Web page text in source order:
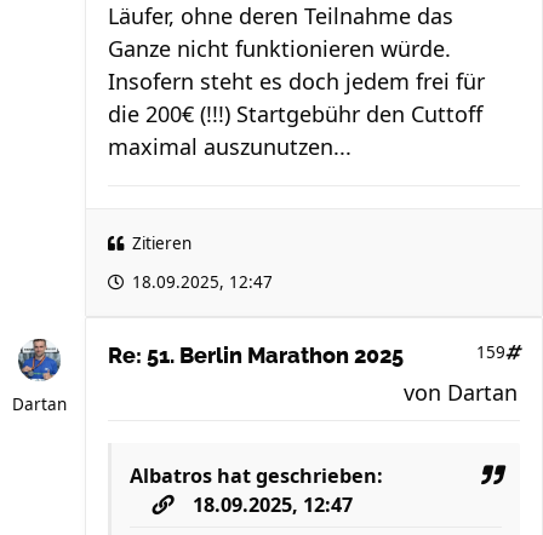
Läufer, ohne deren Teilnahme das
Ganze nicht funktionieren würde.
Insofern steht es doch jedem frei für
die 200€ (!!!) Startgebühr den Cuttoff
maximal auszunutzen...
Zitieren
18.09.2025, 12:47
Dartan
Re: 51. Berlin Marathon 2025 159
von Dartan
Albatros hat geschrieben:
18.09.2025, 12:47